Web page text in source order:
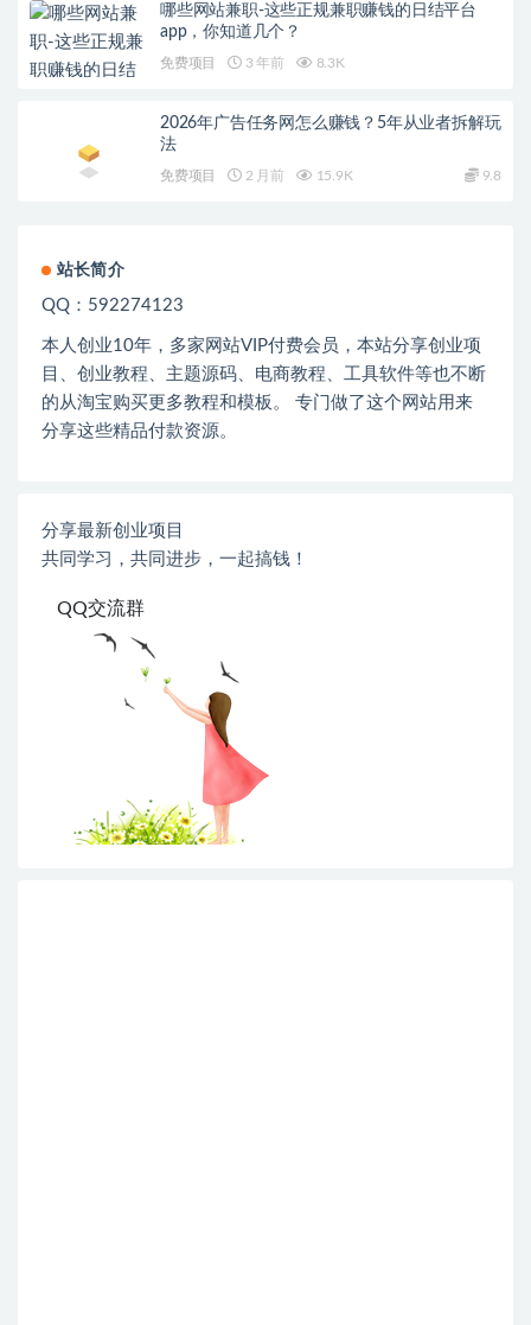
哪些网站兼职-这些正规兼职赚钱的日结平台
app，你知道几个？
免费项目 3 年前 8.3K
2026年广告任务网怎么赚钱？5年从业者拆解玩
法
免费项目 2 月前 15.9K 9.8
站长简介
QQ：592274123
本人创业10年，多家网站VIP付费会员，本站分享创业项
目、创业教程、主题源码、电商教程、工具软件等也不断
的从淘宝购买更多教程和模板。 专门做了这个网站用来
分享这些精品付款资源。
分享最新创业项目
共同学习，共同进步，一起搞钱！
QQ交流群